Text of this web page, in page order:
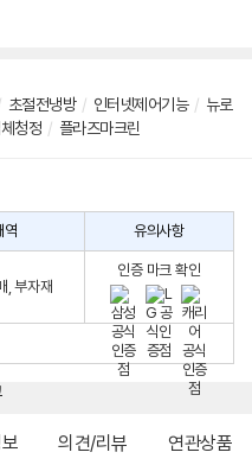
초절전냉방 / 인터넷제어기능 / 뉴로
청정 / 플라즈마크린
역 유의사항
, 부자재
인증 마크 확인
의견/리뷰 연관상품